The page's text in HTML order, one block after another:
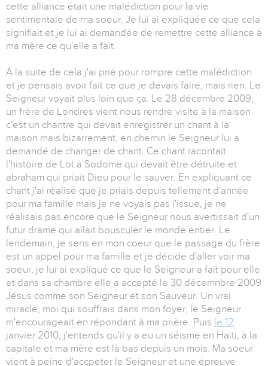
cette alliance était une malédiction pour la vie
sentimentale de ma soeur. Je lui ai expliquée ce que cela
signifiait et je lui ai demandée de remettre cette alliance à
ma mère ce qu'elle a fait.
A la suite de cela j'ai prié pour rompre cette malédiction
et je pensais avoir fait ce que je devais faire, mais rien. Le
Seigneur voyait plus loin que ça. Le 28 décembre 2009,
un frère de Londres vient nous rendre visite à la maison
c'est un chantre qui devait enregistrer un chant à la
maison mais bizarrement, en chemin le Seigneur lui a
demandé de changer de chant. Ce chant racontait
l'histoire de Lot à Sodome qui devait être détruite et
abraham qui priait Dieu pour le sauver. En expliquant ce
chant j'ai réalisé que je priais depuis tellement d'année
pour ma famille mais je ne voyais pas l'issue, je ne
réalisais pas encore que le Seigneur nous avertissait d'un
futur drame qui allait bousculer le monde entier. Le
lendemain, je sens en mon coeur que le passage du frère
est un appel pour ma famille et je décide d'aller voir ma
soeur, je lui ai expliqué ce que le Seigneur a fait pour elle
et dans sa chambre elle a accepté le 30 décemnbre 2009
Jésus comme son Seigneur et son Sauveur. Un vrai
miracle, moi qui souffrais dans mon foyer, le Seigneur
m'encourageait en répondant à ma prière. Puis le 12
janvier 2010, j'entends qu'il y a eu un séisme en Haïti, à la
capitale et ma mère est là bas depuis un mois. Ma soeur
vient à peine d'accpeter le Seigneur et une épreuve